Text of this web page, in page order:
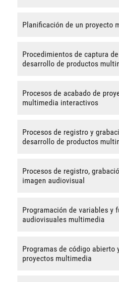
Planificación de un proyecto
Procedimientos de captura
desarrollo de productos
Procesos de acabado de
multimedia interactivos
Procesos de registro y
desarrollo de productos
Procesos de registro,
imagen audiovisual
Programación de variables y
audiovisuales multimedia
Programas de código abierto
proyectos multimedia